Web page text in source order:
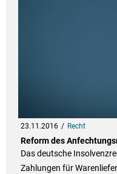
23.11.2016 Recht
Reform des
Das deutsche
Zahlungen für